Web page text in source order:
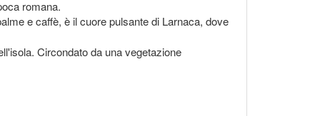
romana.
e caffè, è il cuore pulsante di Larnaca, dove
Circondato da una vegetazione